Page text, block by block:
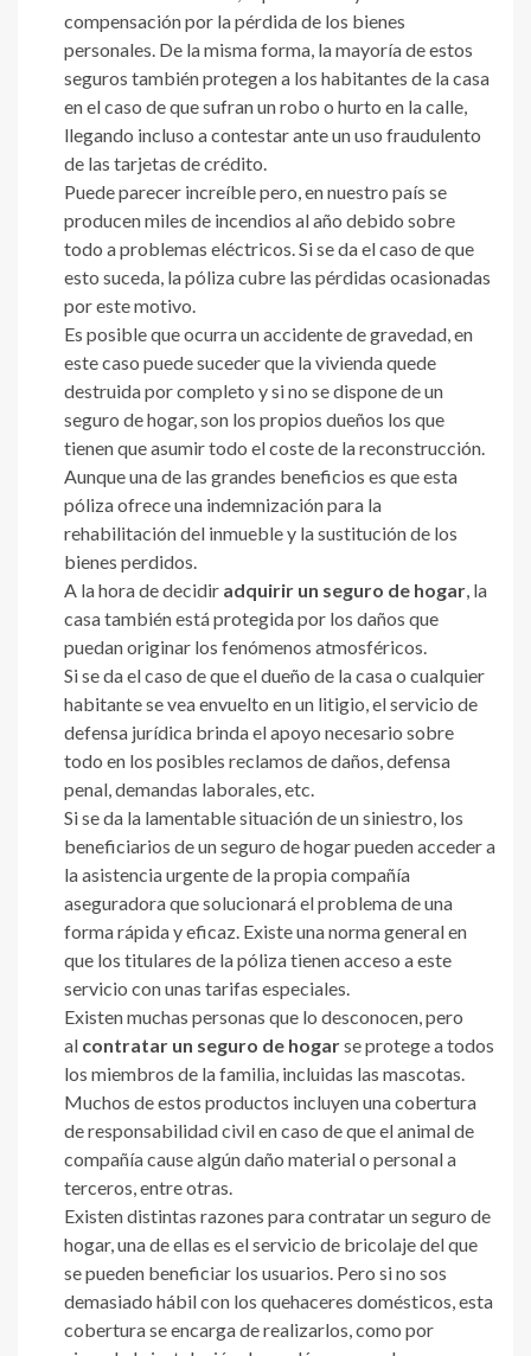
compensación por la pérdida de los bienes
personales. De la misma forma, la mayoría de estos
seguros también protegen a los habitantes de la casa
en el caso de que sufran un robo o hurto en la calle,
llegando incluso a contestar ante un uso fraudulento
de las tarjetas de crédito.
Puede parecer increíble pero, en nuestro país se
producen miles de incendios al año debido sobre
todo a problemas eléctricos. Si se da el caso de que
esto suceda, la póliza cubre las pérdidas ocasionadas
por este motivo.
Es posible que ocurra un accidente de gravedad, en
este caso puede suceder que la vivienda quede
destruida por completo y si no se dispone de un
seguro de hogar, son los propios dueños los que
tienen que asumir todo el coste de la reconstrucción.
Aunque una de las grandes beneficios es que esta
póliza ofrece una indemnización para la
rehabilitación del inmueble y la sustitución de los
bienes perdidos.
A la hora de decidir adquirir un seguro de hogar, la
casa también está protegida por los daños que
puedan originar los fenómenos atmosféricos.
Si se da el caso de que el dueño de la casa o cualquier
habitante se vea envuelto en un litigio, el servicio de
defensa jurídica brinda el apoyo necesario sobre
todo en los posibles reclamos de daños, defensa
penal, demandas laborales, etc.
Si se da la lamentable situación de un siniestro, los
beneficiarios de un seguro de hogar pueden acceder a
la asistencia urgente de la propia compañía
aseguradora que solucionará el problema de una
forma rápida y eficaz. Existe una norma general en
que los titulares de la póliza tienen acceso a este
servicio con unas tarifas especiales.
Existen muchas personas que lo desconocen, pero
al contratar un seguro de hogarse protege a todos
los miembros de la familia, incluidas las mascotas.
Muchos de estos productos incluyen una cobertura
de responsabilidad civil en caso de que el animal de
compañía cause algún daño material o personal a
terceros, entre otras.
Existen distintas razones para contratar un seguro de
hogar, una de ellas es el servicio de bricolaje del que
se pueden beneficiar los usuarios. Pero si no sos
demasiado hábil con los quehaceres domésticos, esta
cobertura se encarga de realizarlos, como por